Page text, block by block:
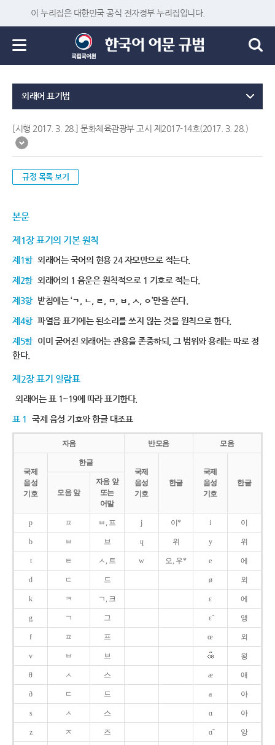
이 누리집은 대한민국 공식 전자정부 누리집입니다.
외래어 표기법
[시행 2017. 3. 28.] 문화체육관광부 고시 제2017-14호(2017. 3. 28.)
규정 목록 보기
본문
제1장 표기의 기본 원칙
제1항 외래어는 국어의 현용 24 자모만으로 적는다.
제2항 외래어의 1 음운은 원칙적으로 1 기호로 적는다.
제3항 받침에는 ‘ㄱ, ㄴ, ㄹ, ㅁ, ㅂ, ㅅ, ㅇ’만을 쓴다.
제4항 파열음 표기에는 된소리를 쓰지 않는 것을 원칙으로 한다.
제5항 이미 굳어진 외래어는 관용을 존중하되, 그 범위와 용례는 따로 정
한다.
제2장 표기 일람표
외래어는 표 1~19에 따라 표기한다.
표 1 국제 음성 기호와 한글 대조표
자음 반모음 모음
국제
음성
기호
한글
국제
음성
기호
한글
국제
음성
기호
한글
모음 앞
자음 앞
또는
어말
p ㅍ ㅂ, 프 j 이* i 이
b ㅂ 브 ɥ 위 y 위
t ㅌ ㅅ, 트 w 오, 우* e 에
d ㄷ 드 ø 외
k ㅋ ㄱ, 크 ɛ 에
g ㄱ 그 ɛ̃ 앵
f ㅍ 프 œ 외
v ㅂ 브 욍
θ ㅅ 스 æ 애
ð ㄷ 드 a 아
s ㅅ 스 ɑ 아
z ㅈ 즈 ɑ̃ 앙